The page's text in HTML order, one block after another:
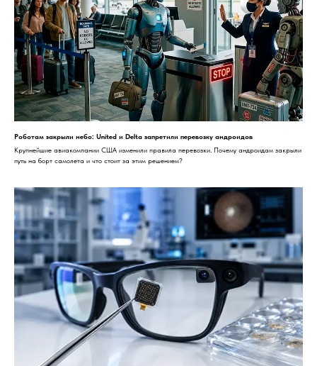
Роботам закрыли небо: United и Delta запретили перевозку андроидов
Крупнейшие авиакомпании США изменили правила перевозки. Почему андроидам закрыли
путь на борт самолета и что стоит за этим решением?